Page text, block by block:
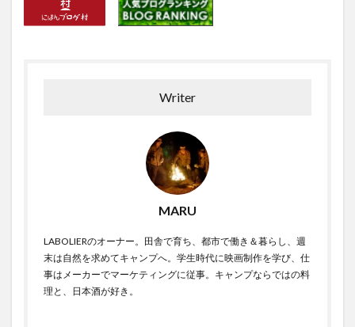
Writer
MARU
LABOLIERのオーナー。田舎で育ち、都市で働き＆暮らし、週
末は自然を求めてキャンプへ。学生時代に映画制作を学び、仕
事はメーカーでマーケティングに従事。キャンプならではの料
理と、日本酒が好き。